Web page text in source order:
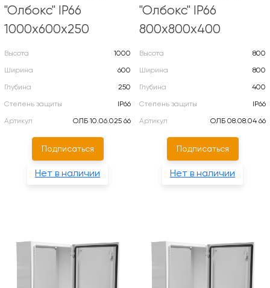
"Олбокс" IP66
1000х600х250
Высота
1000
Ширина
600
Глубина
250
Степень защиты
IP66
Артикул
ОЛБ 10.06.025 66
Подписаться
Нет в наличии
"Олбокс" IP66
800х800х400
Высота
800
Ширина
800
Глубина
400
Степень защиты
IP66
Артикул
ОЛБ 08.08.04 66
Подписаться
Нет в наличии